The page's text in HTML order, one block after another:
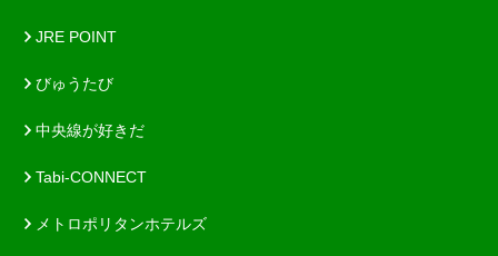
JRE POINT
びゅうたび
中央線が好きだ
Tabi-CONNECT
メトロポリタンホテルズ